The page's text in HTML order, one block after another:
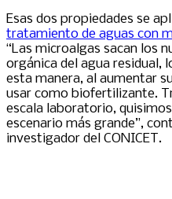
Esas dos propiedades se
tratamiento de aguas con
“Las microalgas sacan los
orgánica del agua residual,
esta manera, al aumentar
usar como biofertilizante.
escala laboratorio,
escenario más grande”,
investigador del CONICET.